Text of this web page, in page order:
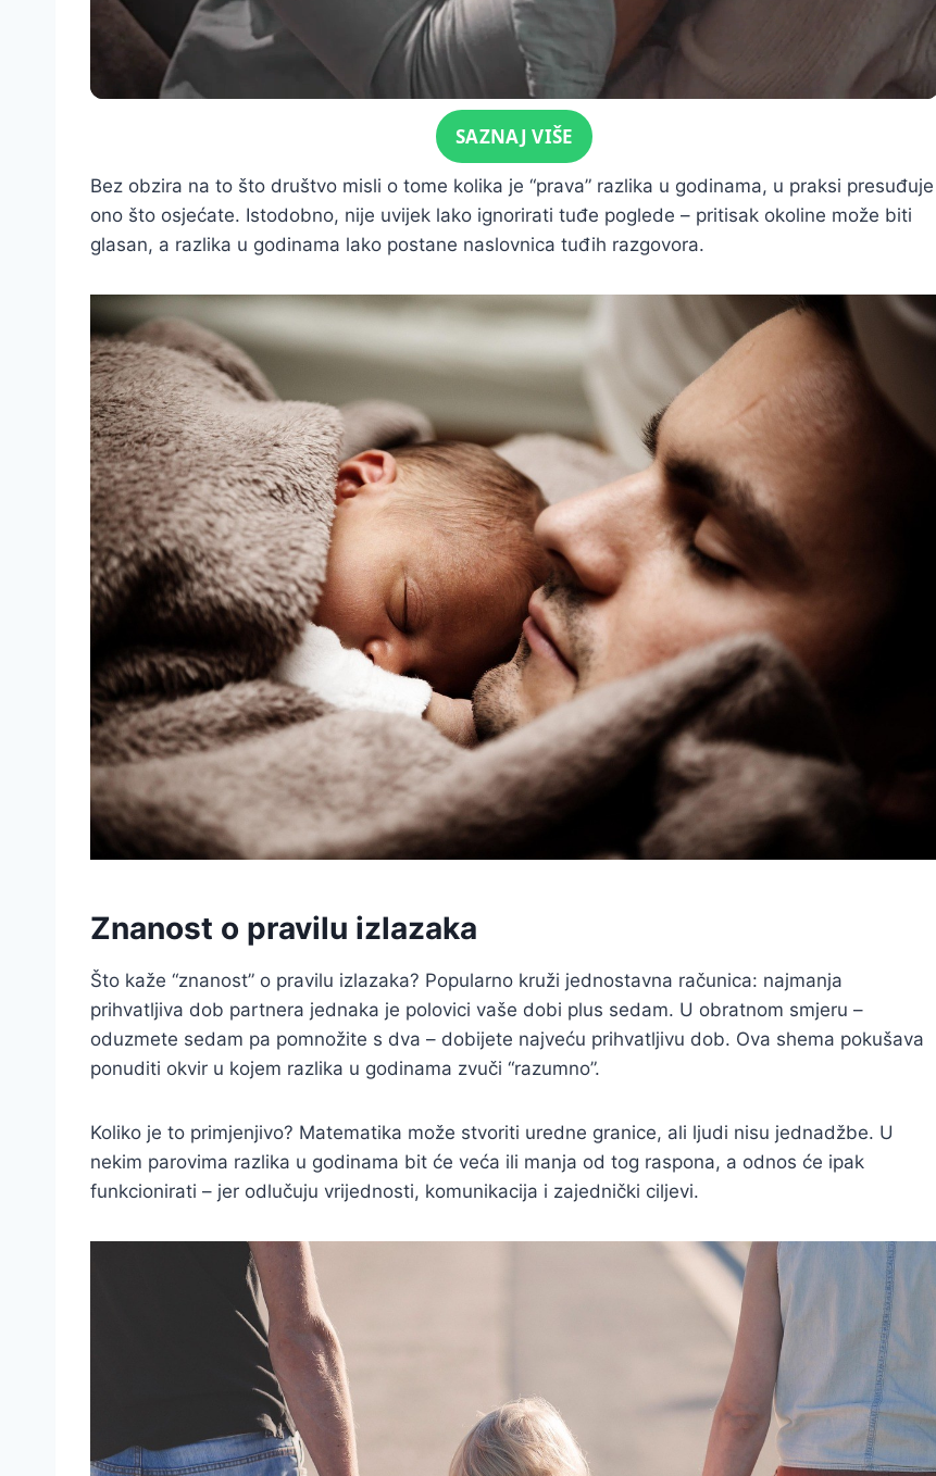
SAZNAJ VIŠE
Bez obzira na to što društvo misli o tome kolika je “prava” razlika u godinama, u praksi presuđuje
ono što osjećate. Istodobno, nije uvijek lako ignorirati tuđe poglede – pritisak okoline može biti
glasan, a razlika u godinama lako postane naslovnica tuđih razgovora.
Znanost o pravilu izlazaka
Što kaže “znanost” o pravilu izlazaka? Popularno kruži jednostavna računica: najmanja
prihvatljiva dob partnera jednaka je polovici vaše dobi plus sedam. U obratnom smjeru –
oduzmete sedam pa pomnožite s dva – dobijete najveću prihvatljivu dob. Ova shema pokušava
ponuditi okvir u kojem razlika u godinama zvuči “razumno”.
Koliko je to primjenjivo? Matematika može stvoriti uredne granice, ali ljudi nisu jednadžbe. U
nekim parovima razlika u godinama bit će veća ili manja od tog raspona, a odnos će ipak
funkcionirati – jer odlučuju vrijednosti, komunikacija i zajednički ciljevi.